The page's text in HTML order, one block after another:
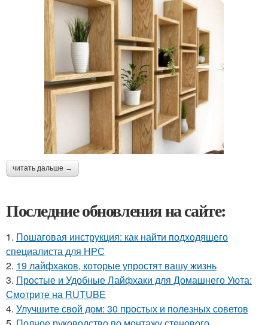
читать дальше →
Последние обновления на сайте:
1. Пошаговая инструкция: как найти подходящего
специалиста для НРС
2. 19 лайфхаков, которые упростят вашу жизнь
3. Простые и Удобные Лайфхаки для Домашнего Уюта:
Смотрите на RUTUBE
4. Улучшите свой дом: 30 простых и полезных советов